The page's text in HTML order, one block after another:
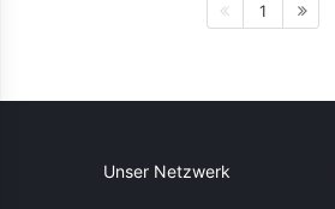
1
Unser Netzwerk